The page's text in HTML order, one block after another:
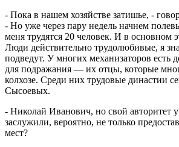
- Пока в нашем хозяйстве затишье, -
- Но уже через пару недель начнем
меня трудятся 20 человек. И в основном
Люди действительно трудолюбивые, я
подведут. У многих механизаторов есть
для подражания — их отцы, которые
колхозе. Среди них трудовые династии
Сысоевых.
- Николай Иванович, но свой авторитет
заслужили, вероятно, не только
мест?